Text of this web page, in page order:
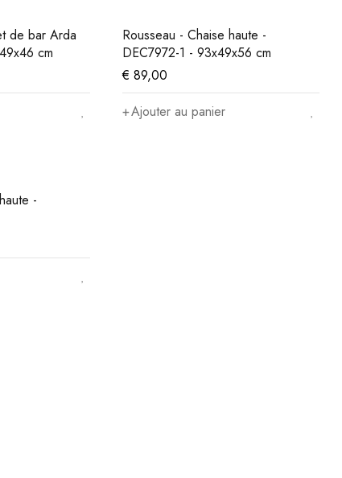
de bar Arda
cm
Rousseau - Chaise haute -
DEC7972-1 - 93x49x56 cm
€ 89,00
Ajouter au panier
-